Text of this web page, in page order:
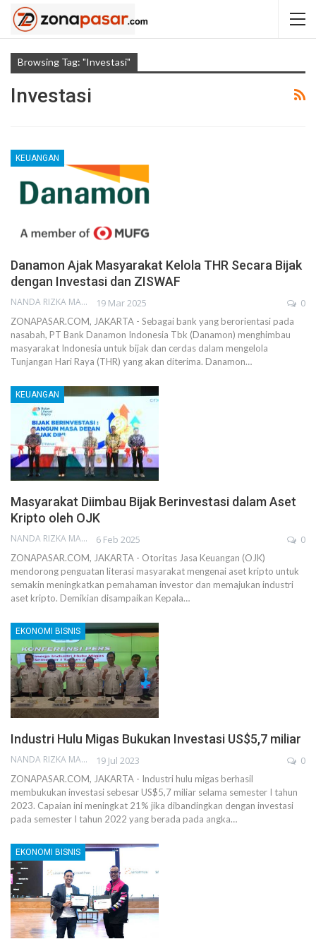
Browsing Tag: "Investasi"
Investasi
KEUANGAN
Danamon Ajak Masyarakat Kelola THR Secara Bijak
dengan Investasi dan ZISWAF
NANDA RIZKA MAHENDRA 19 Mar 2025 0
ZONAPASAR.COM, JAKARTA - Sebagai bank yang berorientasi pada
nasabah, PT Bank Danamon Indonesia Tbk (Danamon) menghimbau
masyarakat Indonesia untuk bijak dan cerdas dalam mengelola
Tunjangan Hari Raya (THR) yang akan diterima. Danamon…
KEUANGAN
Masyarakat Diimbau Bijak Berinvestasi dalam Aset
Kripto oleh OJK
NANDA RIZKA MAHENDRA 6 Feb 2025 0
ZONAPASAR.COM, JAKARTA - Otoritas Jasa Keuangan (OJK)
mendorong penguatan literasi masyarakat mengenai aset kripto untuk
semakin meningkatkan pemahaman investor dan memajukan industri
aset kripto. Demikian disampaikan Kepala…
EKONOMI BISNIS
Industri Hulu Migas Bukukan Investasi US$5,7 miliar
NANDA RIZKA MAHENDRA 19 Jul 2023 0
ZONAPASAR.COM, JAKARTA - Industri hulu migas berhasil
membukukan investasi sebesar US$5,7 miliar selama semester I tahun
2023. Capaian ini meningkat 21% jika dibandingkan dengan investasi
pada semester I tahun 2022 yang berada pada angka…
EKONOMI BISNIS